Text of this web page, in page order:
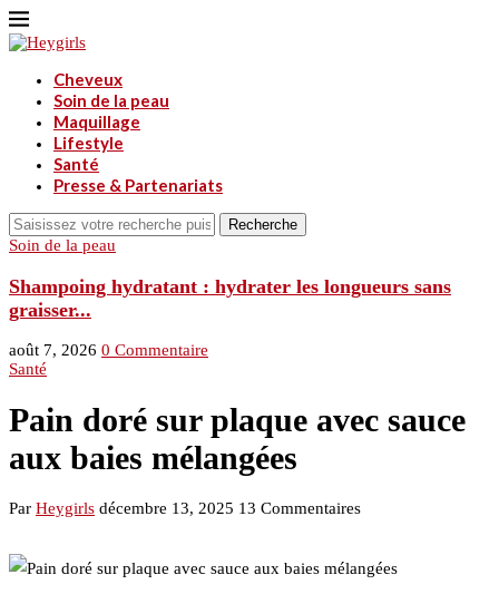
Cheveux
Soin de la peau
Maquillage
Lifestyle
Santé
Presse & Partenariats
Recherche
Soin de la peau
Shampoing hydratant : hydrater les longueurs sans
graisser...
août 7, 2026 0 Commentaire
Santé
Pain doré sur plaque avec sauce
aux baies mélangées
Par Heygirls décembre 13, 2025 13 Commentaires